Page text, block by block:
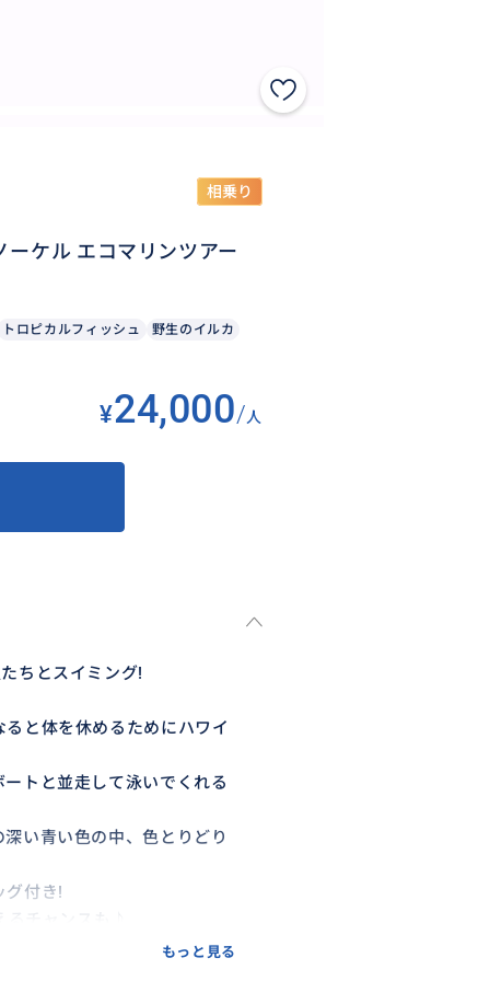
相乗り
ーケル エコマリンツアー
トロピカルフィッシュ
野生のイルカ
¥24,000/人
ちとスイミング!
と体を休めるためにハワイ
トと並走して泳いでくれる
い青い色の中、色とりどり
グ付き!
もっと見る